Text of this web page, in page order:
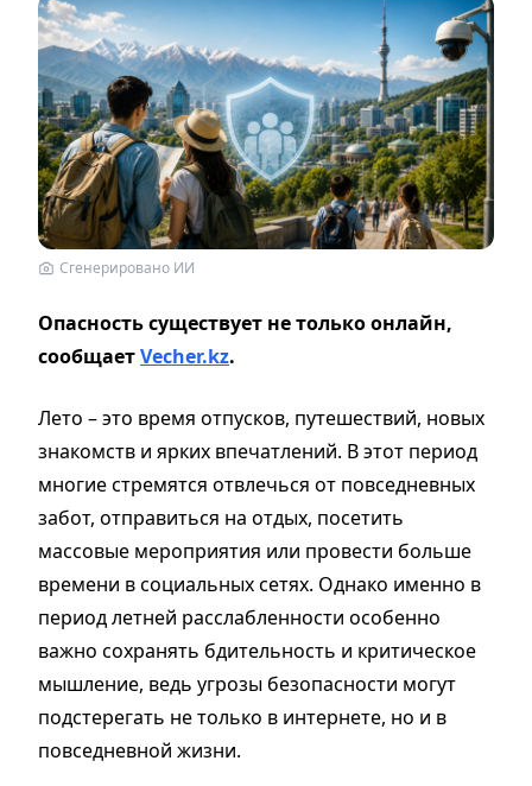
Сгенерировано ИИ
Опасность существует не только онлайн,
сообщаетVecher.kz.
Лето – это время отпусков, путешествий, новых
знакомств и ярких впечатлений. В этот период
многие стремятся отвлечься от повседневных
забот, отправиться на отдых, посетить
массовые мероприятия или провести больше
времени в социальных сетях. Однако именно в
период летней расслабленности особенно
важно сохранять бдительность и критическое
мышление, ведь угрозы безопасности могут
подстерегать не только в интернете, но и в
повседневной жизни.